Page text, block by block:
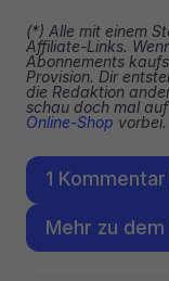
(*) Alle mit einem
Affiliate-Links.
Abonnements
Provision. Dir
die Redaktion
schau doch mal
Online-Shop vorbei.
1
Mehr zu